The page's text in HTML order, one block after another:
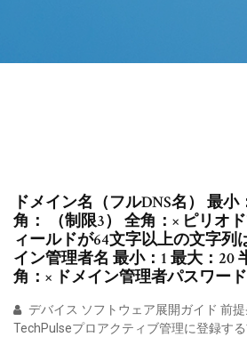
ドメイン名（フルDNS名） 最小
角： （制限3） 全角：× ピリオ
ィールドが64文字以上の文字列
イン管理者名 最小：1 最大：20
角：× ドメイン管理者パスワード
デバイス ソフトウェア展開ガイド 前
TechPulseプロアクティブ管理に登録す